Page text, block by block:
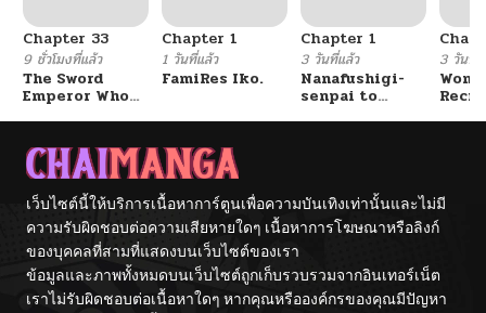
ตอนที่ 115 02/11/2026
ตอนที่ 114
ตอนที่ 113
ตอนที่ 112 12/30/2025
ตอนที่ 111 12/30/2025
Chapter 33
9 ชั่วโมงที่แล้ว
The Sword
Emperor Who
จักรพรรดิเทพดาบ
ผงาดเหนือชาติภพ
Chapter 1
1 วันที่แล้ว
FamiRes Iko.
Chapter 1
3 วันที่แล้ว
Nanafushigi-
senpai to
3 วันที่
เว็บไซต์นี้ให้บริการเนื้อหาการ์ตูนเพื่อความบันเทิงเท่านั้นและไม่มี
ความรับผิดชอบต่อความเสียหายใดๆ เนื้อหาการโฆษณาหรือลิงก์
ของบุคคลที่สามที่แสดงบนเว็บไซต์ของเรา
ข้อมูลและภาพทั้งหมดบนเว็บไซต์ถูกเก็บรวบรวมจากอินเทอร์เน็ต
เราไม่รับผิดชอบต่อเนื้อหาใดๆ หากคุณหรือองค์กรของคุณมีปัญหา